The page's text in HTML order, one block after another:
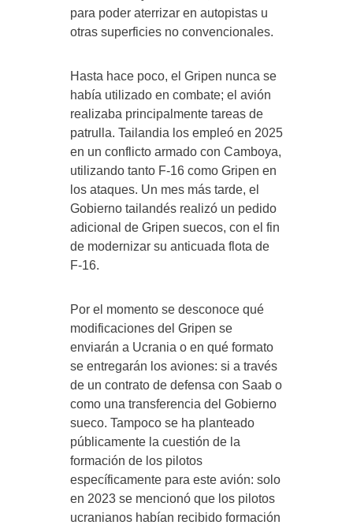
para poder aterrizar en autopistas u
otras superficies no convencionales.
Hasta hace poco, el Gripen nunca se
había utilizado en combate; el avión
realizaba principalmente tareas de
patrulla. Tailandia los empleó en 2025
en un conflicto armado con Camboya,
utilizando tanto F-16 como Gripen en
los ataques. Un mes más tarde, el
Gobierno tailandés realizó un pedido
adicional de Gripen suecos, con el fin
de modernizar su anticuada flota de
F-16.
Por el momento se desconoce qué
modificaciones del Gripen se
enviarán a Ucrania o en qué formato
se entregarán los aviones: si a través
de un contrato de defensa con Saab o
como una transferencia del Gobierno
sueco. Tampoco se ha planteado
públicamente la cuestión de la
formación de los pilotos
específicamente para este avión: solo
en 2023 se mencionó que los pilotos
ucranianos habían recibido formación